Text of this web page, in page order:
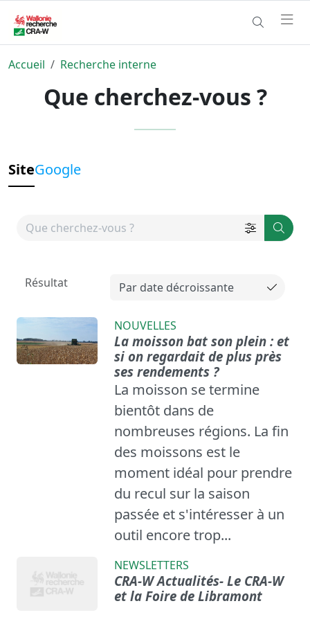
Accueil Recherche interne
Que cherchez-vous ?
SiteGoogle
Résultat
NOUVELLES
La moisson bat son plein : et
si on regardait de plus près
ses rendements ?
La moisson se termine
bientôt dans de
nombreuses régions. La fin
des moissons est le
moment idéal pour prendre
du recul sur la saison
passée et s'intéresser à un
outil encore trop...
NEWSLETTERS
CRA-W Actualités- Le CRA-W
et la Foire de Libramont